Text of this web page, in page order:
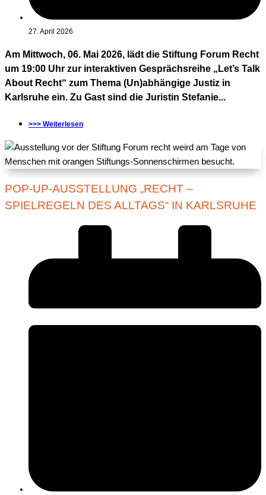
27. April 2026
Am Mittwoch, 06. Mai 2026, lädt die Stiftung Forum Recht
um 19:00 Uhr zur interaktiven Gesprächsreihe „Let’s Talk
About Recht“ zum Thema (Un)abhängige Justiz in
Karlsruhe ein. Zu Gast sind die Juristin Stefanie...
>>> Weiterlesen
POP-UP-AUSSTELLUNG „RECHT –
SPIELREGELN DES ALLTAGS“ IN KARLSRUHE